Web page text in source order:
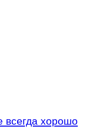
всегда хорошо